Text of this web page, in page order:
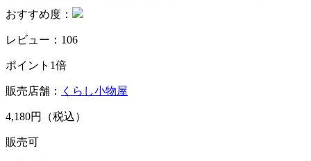
おすすめ度：
レビュー：106
ポイント1倍
販売店舗： くらし小物屋
4,180円（税込）
販売可